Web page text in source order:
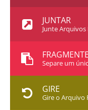
JUNTAR
Junte
FRAGMENTE
Separe um
GIRE
Gire o Arquivo